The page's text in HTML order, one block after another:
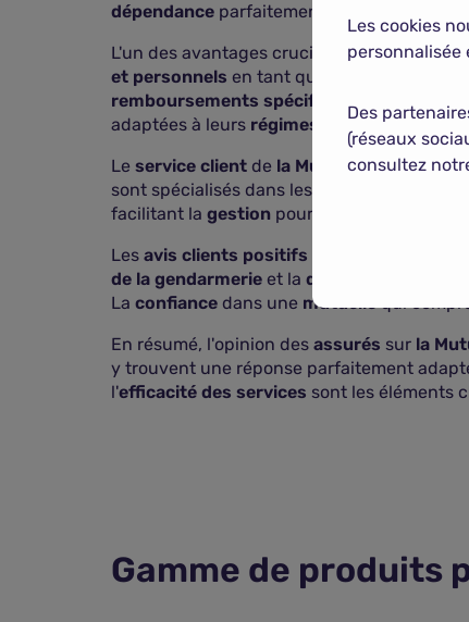
dépendance parfaitement adaptées aux
L'un des avantages cruciaux pour les
et personnels en tant que
remboursements spécifiques
pour les
adaptées à leurs régimes
Le service client de la Mutuelle de la
sont spécialisés dans les
facilitant la gestion pour des
Les avis clients positifs
de la gendarmerie et la qualité de l'écoute
La confiance dans une mutuellequi
En résumé, l'opinion des assurés sur la
y trouvent une réponse parfaitement
l'efficacité des services sont les éléments
Gamme de produits
Les cookies
personnalisée
Des
(réseaux
consultez